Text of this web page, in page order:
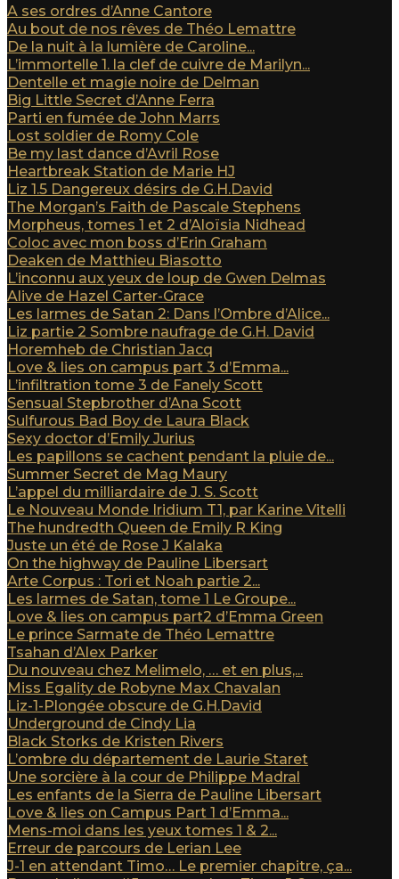
A ses ordres d’Anne Cantore
Au bout de nos rêves de Théo Lemattre
De la nuit à la lumière de Caroline...
L’immortelle 1. la clef de cuivre de Marilyn...
Dentelle et magie noire de Delman
Big Little Secret d’Anne Ferra
Parti en fumée de John Marrs
Lost soldier de Romy Cole
Be my last dance d’Avril Rose
Heartbreak Station de Marie HJ
Liz 1.5 Dangereux désirs de G.H.David
The Morgan’s Faith de Pascale Stephens
Morpheus, tomes 1 et 2 d’Aloïsia Nidhead
Coloc avec mon boss d’Erin Graham
Deaken de Matthieu Biasotto
L’inconnu aux yeux de loup de Gwen Delmas
Alive de Hazel Carter-Grace
Les larmes de Satan 2: Dans l’Ombre d’Alice...
Liz partie 2 Sombre naufrage de G.H. David
Horemheb de Christian Jacq
Love & lies on campus part 3 d’Emma...
L’infiltration tome 3 de Fanely Scott
Sensual Stepbrother d’Ana Scott
Sulfurous Bad Boy de Laura Black
Sexy doctor d’Emily Jurius
Les papillons se cachent pendant la pluie de...
Summer Secret de Mag Maury
L’appel du milliardaire de J. S. Scott
Le Nouveau Monde Iridium T1, par Karine Vitelli
The hundredth Queen de Emily R King
Juste un été de Rose J Kalaka
On the highway de Pauline Libersart
Arte Corpus : Tori et Noah partie 2...
Les larmes de Satan, tome 1 Le Groupe...
Love & lies on campus part2 d’Emma Green
Le prince Sarmate de Théo Lemattre
Tsahan d’Alex Parker
Du nouveau chez Melimelo, … et en plus,...
Miss Egality de Robyne Max Chavalan
Liz-1-Plongée obscure de G.H.David
Underground de Cindy Lia
Black Storks de Kristen Rivers
L’ombre du département de Laurie Staret
Une sorcière à la cour de Philippe Madral
Les enfants de la Sierra de Pauline Libersart
Love & lies on Campus Part 1 d’Emma...
Mens-moi dans les yeux tomes 1 & 2...
Erreur de parcours de Lerian Lee
J-1 en attendant Timo… Le premier chapitre, ça...